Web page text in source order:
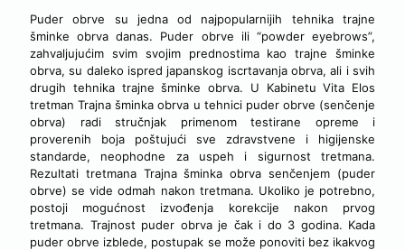
Puder obrve su jedna od najpopularnijih tehnika trajne
šminke obrva danas. Puder obrve ili “powder eyebrows”,
zahvaljujućim svim svojim prednostima kao trajne šminke
obrva, su daleko ispred japanskog iscrtavanja obrva, ali i svih
drugih tehnika trajne šminke obrva. U Kabinetu Vita Elos
tretman Trajna šminka obrva u tehnici puder obrve (senčenje
obrva) radi stručnjak primenom testirane opreme i
proverenih boja poštujući sve zdravstvene i higijenske
standarde, neophodne za uspeh i sigurnost tretmana.
Rezultati tretmana Trajna šminka obrva senčenjem (puder
obrve) se vide odmah nakon tretmana. Ukoliko je potrebno,
postoji mogućnost izvođenja korekcije nakon prvog
tretmana. Trajnost puder obrva je čak i do 3 godina. Kada
puder obrve izblede, postupak se može ponoviti bez ikakvog